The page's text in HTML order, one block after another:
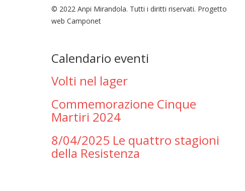
© 2022 Anpi Mirandola. Tutti i diritti riservati. Progetto
web Camponet
Calendario eventi
Volti nel lager
Commemorazione Cinque
Martiri 2024
8/04/2025 Le quattro stagioni
della Resistenza